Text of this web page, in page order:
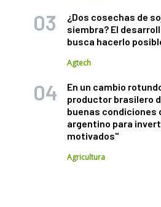
¿Dos cosechas de
siembra? El
busca hacerlo
Agtech
En un cambio
productor brasilero
buenas condiciones
argentino para
motivados"
Agricultura